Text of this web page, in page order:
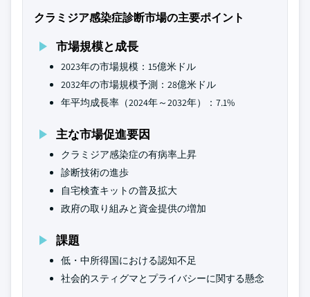
クラミジア感染症診断市場の主要ポイント
市場規模と成長
2023年の市場規模：15億米ドル
2032年の市場規模予測：28億米ドル
年平均成長率（2024年～2032年）：7.1%
主な市場促進要因
クラミジア感染症の有病率上昇
診断技術の進歩
自宅検査キットの普及拡大
政府の取り組みと資金提供の増加
課題
低・中所得国における認知不足
社会的スティグマとプライバシーに関する懸念